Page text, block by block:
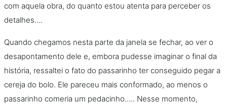
com aquela obra, do quanto estou atenta para perceber os
detalhes….
Quando chegamos nesta parte da janela se fechar, ao ver o
desapontamento dele e, embora pudesse imaginar o final da
história, ressaltei o fato do passarinho ter conseguido pegar a
cereja do bolo. Ele pareceu mais conformado, ao menos o
passarinho comeria um pedacinho….. Nesse momento,